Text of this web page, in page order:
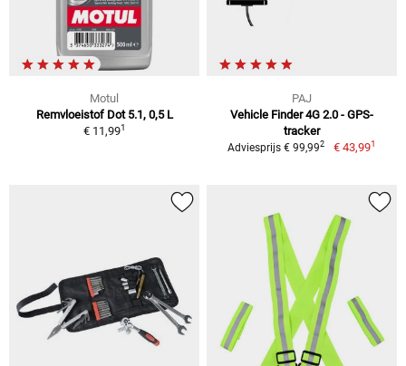
Motul
Remvloeistof Dot 5.1, 0,5 L
€ 11,991
PAJ
Vehicle Finder 4G 2.0 - GPS-
tracker
Adviesprijs € 99,992 € 43,991